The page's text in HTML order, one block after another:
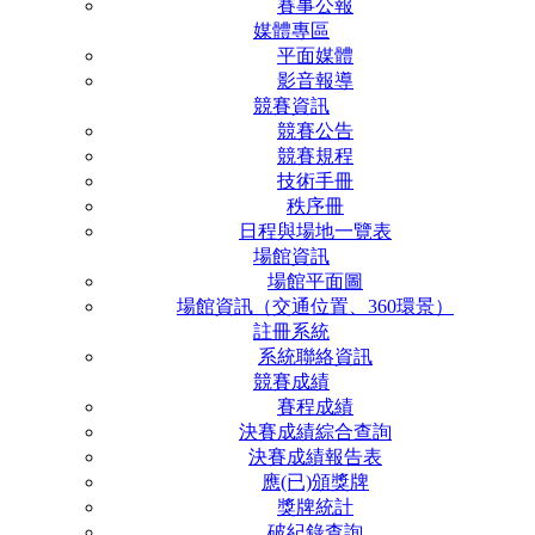
賽事公報
媒體專區
平面媒體
影音報導
競賽資訊
競賽公告
競賽規程
技術手冊
秩序冊
日程與場地一覽表
場館資訊
場館平面圖
場館資訊（交通位置、360環景）
註冊系統
系統聯絡資訊
競賽成績
賽程成績
決賽成績綜合查詢
決賽成績報告表
應(已)頒獎牌
獎牌統計